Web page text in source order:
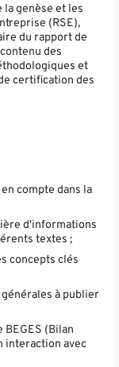
genèse et les
(RSE),
du rapport de
des
et
certification des
compte dans la
d'informations
textes ;
concepts clés
à publier
(Bilan
interaction avec